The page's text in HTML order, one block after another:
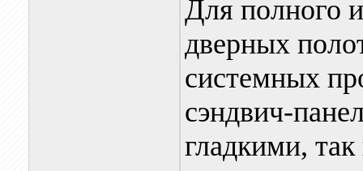
Для полного
дверных
системных
сэндвич-
гладкими,